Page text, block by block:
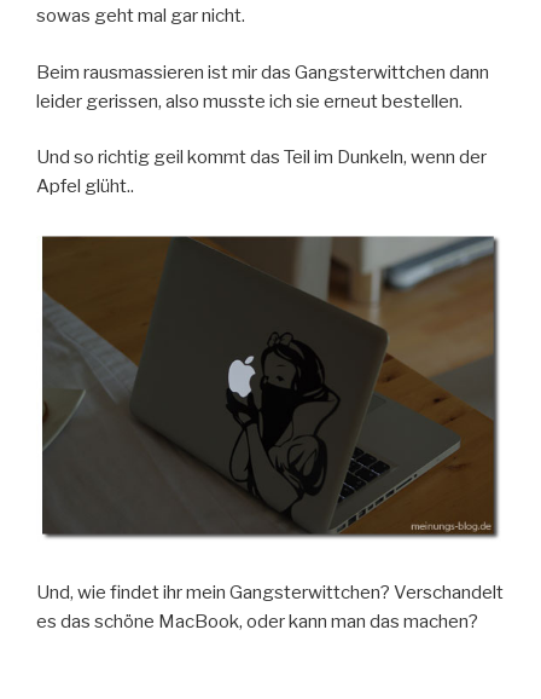
sowas geht mal gar nicht.
Beim rausmassieren ist mir das Gangsterwittchen dann
leider gerissen, also musste ich sie erneut bestellen.
Und so richtig geil kommt das Teil im Dunkeln, wenn der
Apfel glüht..
Und, wie findet ihr mein Gangsterwittchen? Verschandelt
es das schöne MacBook, oder kann man das machen?